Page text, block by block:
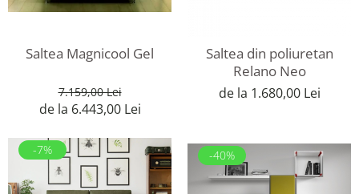
Saltea Magnicool Gel
7.159,00 Lei
de la 6.443,00 Lei
Saltea din poliuretan
Relano Neo
de la 1.680,00 Lei
-7% -40%